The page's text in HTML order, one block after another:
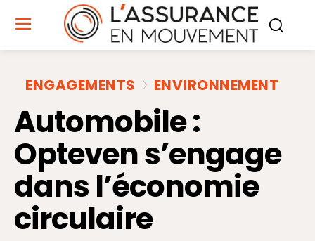
ENGAGEMENTS ENVIRONNEMENT
Automobile :
Opteven s’engage
dans l’économie
circulaire